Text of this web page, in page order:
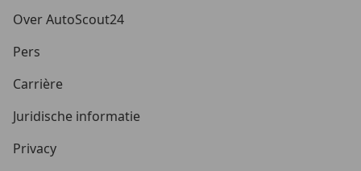
Over AutoScout24
Pers
Carrière
Juridische informatie
Privacy